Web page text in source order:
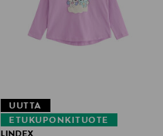
ETUKUPONKITUOTE
UUTTA